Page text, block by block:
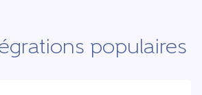
populaires